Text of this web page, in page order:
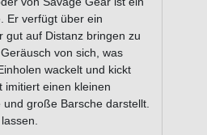
Er verfügt über ein
gut auf Distanz bringen zu
von sich, was
wackelt und kickt
imitiert einen kleinen
große Barsche darstellt.